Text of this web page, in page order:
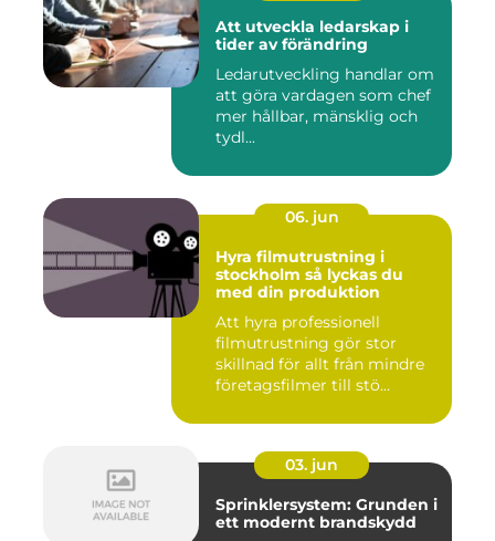
Att utveckla ledarskap i
tider av förändring
Ledarutveckling handlar om
att göra vardagen som chef
mer hållbar, mänsklig och
tydl...
06. jun
Hyra filmutrustning i
stockholm så lyckas du
med din produktion
Att hyra professionell
filmutrustning gör stor
skillnad för allt från mindre
företagsfilmer till stö...
03. jun
Sprinklersystem: Grunden i
ett modernt brandskydd